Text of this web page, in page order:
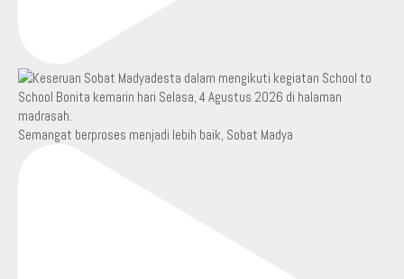
Semangat berproses menjadi lebih baik, Sobat Madya